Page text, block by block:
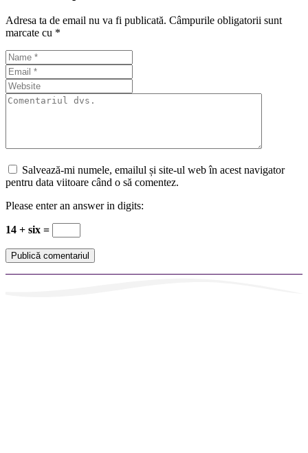
Adresa ta de email nu va fi publicată. Câmpurile obligatorii sunt
marcate cu *
Salvează-mi numele, emailul și site-ul web în acest navigator
pentru data viitoare când o să comentez.
Please enter an answer in digits:
14 + six =